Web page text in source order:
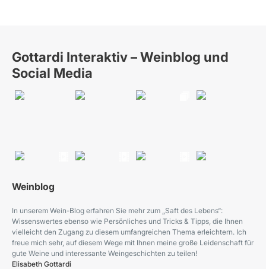
Gottardi Interaktiv – Weinblog und
Social Media
Weinblog
In unserem Wein-Blog erfahren Sie mehr zum „Saft des Lebens“:
Wissenswertes ebenso wie Persönliches und Tricks & Tipps, die Ihnen
vielleicht den Zugang zu diesem umfangreichen Thema erleichtern. Ich
freue mich sehr, auf diesem Wege mit Ihnen meine große Leidenschaft für
gute Weine und interessante Weingeschichten zu teilen!
Elisabeth Gottardi